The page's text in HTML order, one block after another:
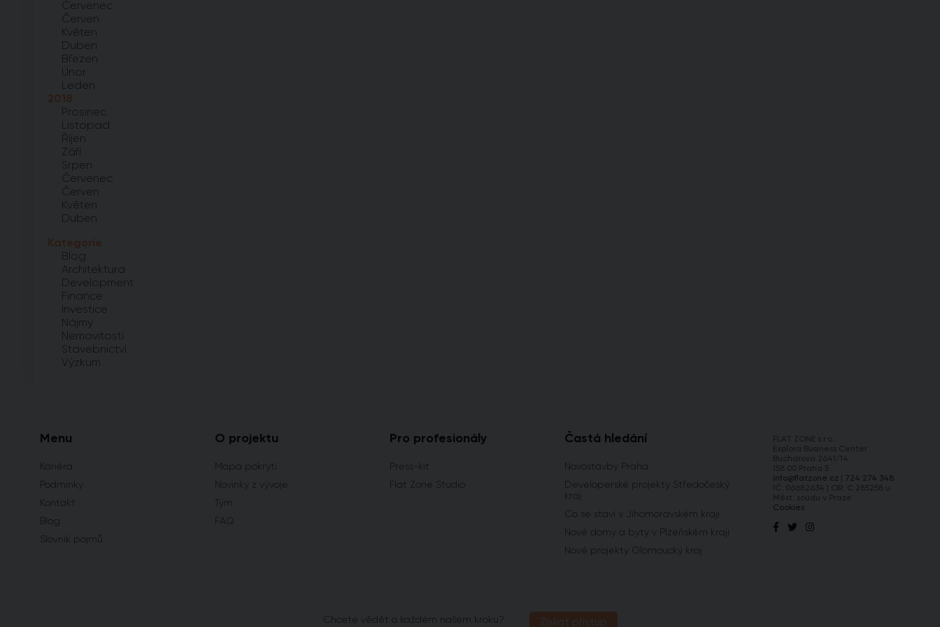
Červenec
Červen
Květen
Duben
Březen
Únor
Leden
2018
Prosinec
Listopad
Říjen
Září
Srpen
Červenec
Červen
Květen
Duben
Kategorie
Blog
Architektura
Development
Finance
Investice
Nájmy
Nemovitosti
Stavebnictví
Výzkum
Menu
Kariéra
Podmínky
Kontakt
Blog
Slovník pojmů
O projektu
Mapa pokrytí
Novinky z vývoje
Tým
FAQ
Pro profesionály
Press-kit
Flat Zone Studio
Častá hledání
Novostavby Praha
Developerské projekty Středočeský
kraj
Co se staví v Jihomoravském kraji
Nové domy a byty v Plzeňském kraji
Nové projekty Olomoucký kraj
info@flatzone.cz
724 274 348
Cookies
Chcete vědět o každém našem kroku?
Získat přístup